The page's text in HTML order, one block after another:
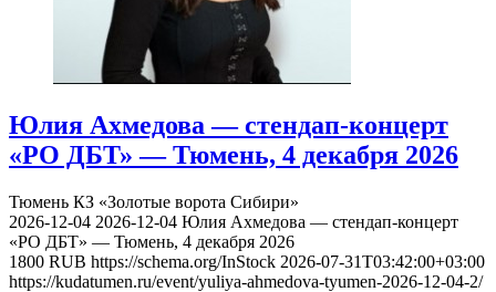
Юлия Ахмедова — стендап-концерт
«РО ДБТ» — Тюмень, 4 декабря 2026
Тюмень КЗ «Золотые ворота Сибири»
2026-12-04 2026-12-04 Юлия Ахмедова — стендап-концерт
«РО ДБТ» — Тюмень, 4 декабря 2026
1800 RUB https://schema.org/InStock 2026-07-31T03:42:00+03:00
https://kudatumen.ru/event/yuliya-ahmedova-tyumen-2026-12-04-2/